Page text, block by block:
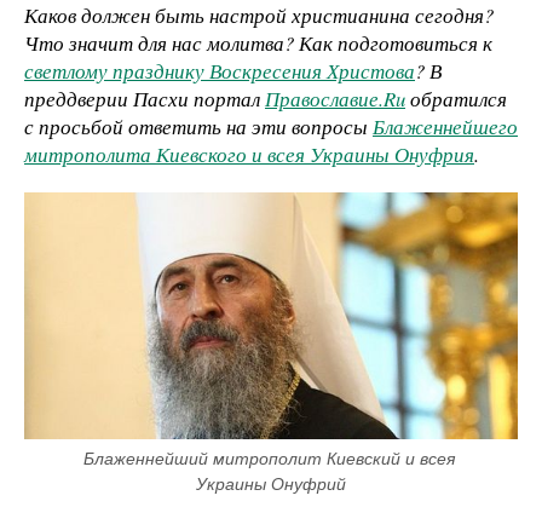
Каков должен быть настрой христианина сегодня?
Что значит для нас молитва? Как подготовиться к
светлому празднику Воскресения Христова? В
преддверии Пасхи порталПравославие.Ruобратился
с просьбой ответить на эти вопросы Блаженнейшего
митрополита Киевского и всея Украины Онуфрия.
Блаженнейший митрополит Киевский и всея
Украины Онуфрий